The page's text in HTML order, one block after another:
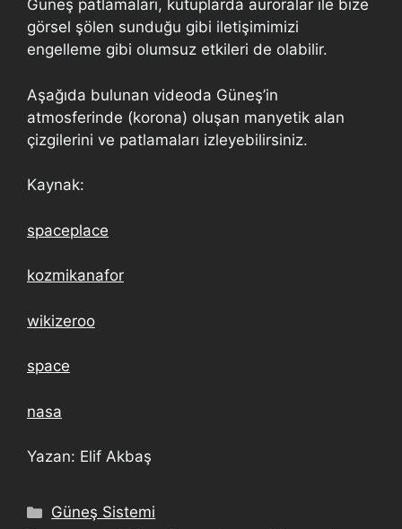
Güneş patlamaları, kutuplarda auroralar ile bize
görsel şölen sunduğu gibi iletişimimizi
engelleme gibi olumsuz etkileri de olabilir.
Aşağıda bulunan videoda Güneş’in
atmosferinde (korona) oluşan manyetik alan
çizgilerini ve patlamaları izleyebilirsiniz.
Kaynak:
spaceplace
kozmikanafor
wikizeroo
space
nasa
Yazan: Elif Akbaş
Güneş Sistemi